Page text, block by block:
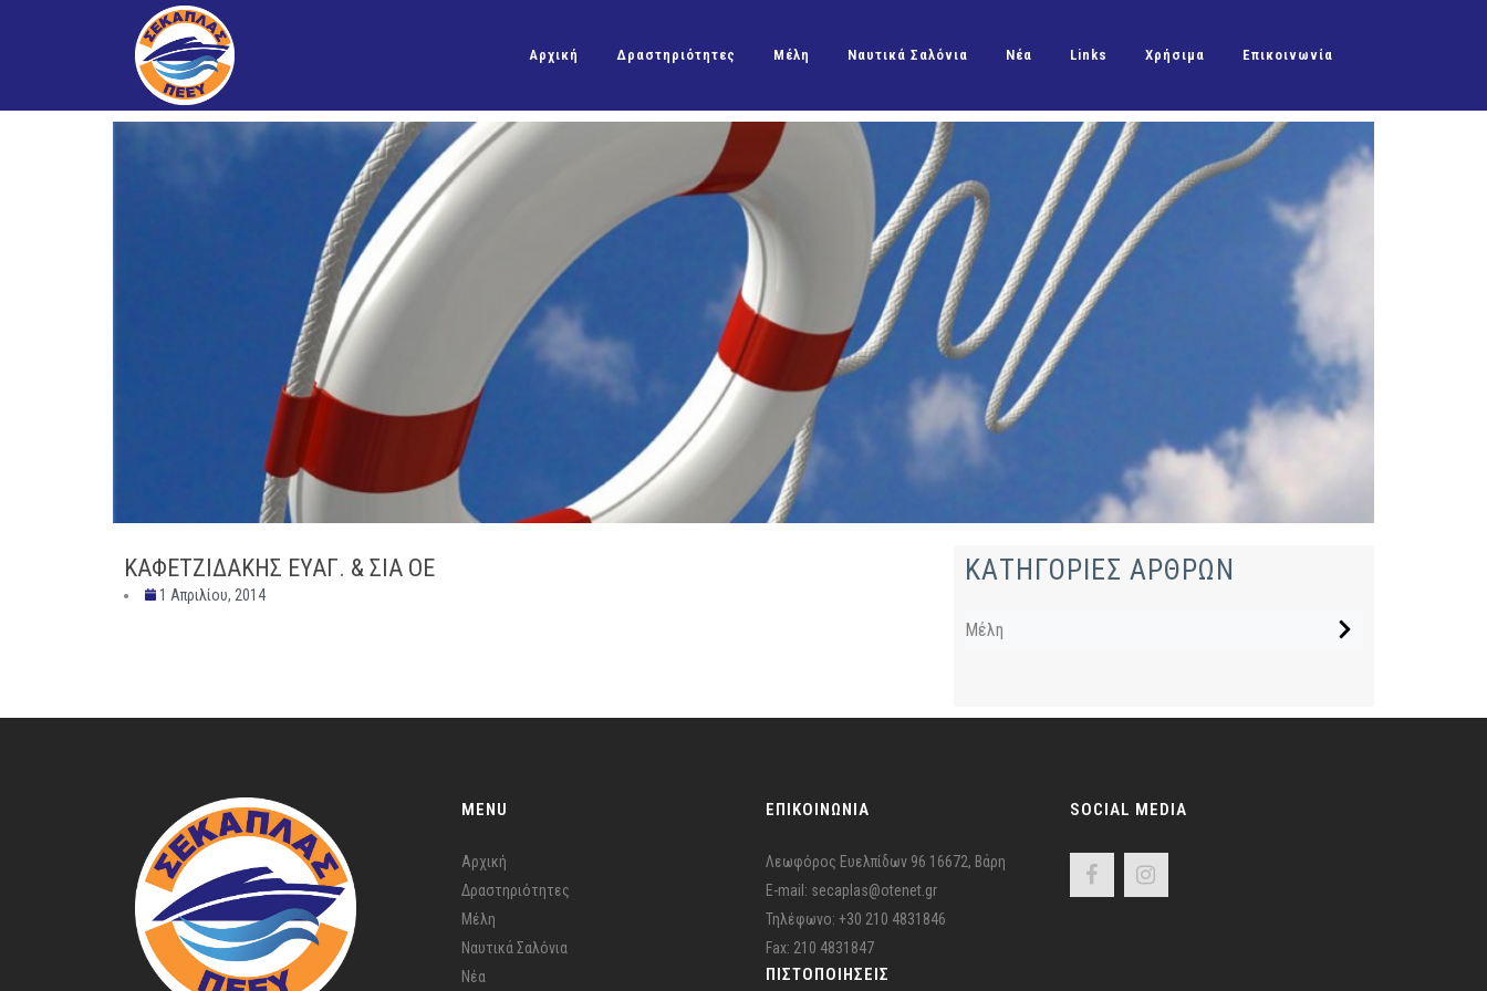
Αρχική Δραστηριότητες Μέλη Ναυτικά Σαλόνια Νέα Links Χρήσιμα Επικοινωνία
ΚΑΦΕΤΖΙΔΑΚΗΣ ΕΥΑΓ. & ΣΙΑ ΟΕ
1 Απριλίου, 2014
ΚΑΤΗΓΟΡΙΕΣ ΑΡΘΡΩΝ
Μέλη
MENU
Αρχική
Δραστηριότητες
Μέλη
Ναυτικά Σαλόνια
Νέα
ΕΠΙΚΟΙΝΩΝΙΑ
Λεωφόρος Ευελπίδων 96 16672, Βάρη
E-mail: secaplas@otenet.gr
Τηλέφωνο: +30 210 4831846
Fax: 210 4831847
ΠΙΣΤΟΠΟΙΉΣΕΙΣ
SOCIAL MEDIA